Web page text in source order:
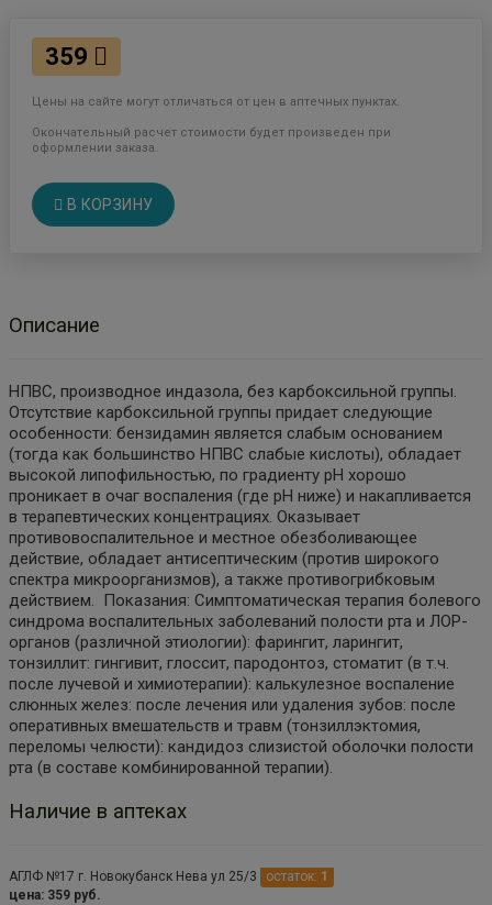
359
Цены на сайте могут отличаться от цен в аптечных пунктах.
Окончательный расчет стоимости будет произведен при
оформлении заказа.
В КОРЗИНУ
Описание
НПВС, производное индазола, без карбоксильной группы.
Отсутствие карбоксильной группы придает следующие
особенности: бензидамин является слабым основанием
(тогда как большинство НПВС слабые кислоты), обладает
высокой липофильностью, по градиенту pH хорошо
проникает в очаг воспаления (где рН ниже) и накапливается
в терапевтических концентрациях. Оказывает
противовоспалительное и местное обезболивающее
действие, обладает антисептическим (против широкого
спектра микроорганизмов), а также противогрибковым
действием. Показания: Симптоматическая терапия болевого
синдрома воспалительных заболеваний полости рта и ЛОР-
органов (различной этиологии): фарингит, ларингит,
тонзиллит: гингивит, глоссит, пародонтоз, стоматит (в т.ч.
после лучевой и химиотерапии): калькулезное воспаление
слюнных желез: после лечения или удаления зубов: после
оперативных вмешательств и травм (тонзиллэктомия,
переломы челюсти): кандидоз слизистой оболочки полости
рта (в составе комбинированной терапии).
Наличие в аптеках
АГЛФ №17 г. Новокубанск Нева ул 25/3 остаток: 1
цена: 359 руб.